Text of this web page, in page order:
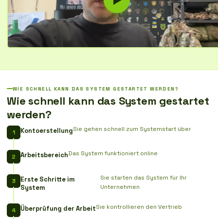
WIE SCHNELL KANN DAS SYSTEM GESTARTET WERDEN?
Wie schnell kann das System gestartet
werden?
KontoerstellungSie gehen schnell zum Systemstart über
ArbeitsbereichDas System funktioniert online
Erste Schritte im
System
Sie starten das System für Ihr
Unternehmen
Überprüfung der ArbeitSie kontrollieren den Vertrieb